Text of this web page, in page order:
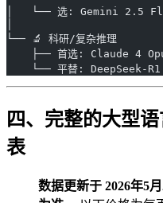
│   └── 选: Gemini 2.5
└── 🔬 科研/复杂推理
├── 首选: Claude 4
└── 平替: DeepSeek-R1
四、完整的大型
表
数据更新于 2026年5